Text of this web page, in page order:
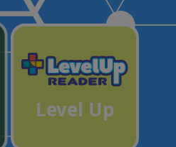
Level Up